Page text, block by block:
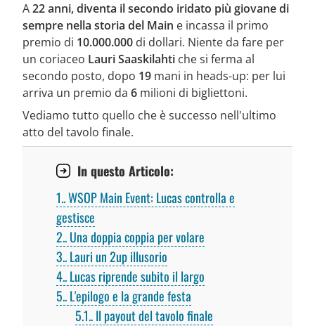
A22 anni, diventa il secondo iridato più giovane di
sempre nella storia del Main e incassa il primo
premio di 10.000.000 di dollari. Niente da fare per
un coriaceo Lauri Saaskilahti che si ferma al
secondo posto, dopo 19 mani in heads-up: per lui
arriva un premio da 6 milioni di bigliettoni.
Vediamo tutto quello che è successo nell'ultimo
atto del tavolo finale.
In questo Articolo:
1. WSOP Main Event: Lucas controlla e
gestisce
2. Una doppia coppia per volare
3. Lauri un 2up illusorio
4. Lucas riprende subito il largo
5. L'epilogo e la grande festa
5.1. Il payout del tavolo finale